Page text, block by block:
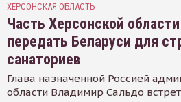
ХЕРСОНСКАЯ ОБЛАСТЬ
Часть Херсонской
передать Беларуси для
санаториев
Глава назначенной Россией
области Владимир Сальдо